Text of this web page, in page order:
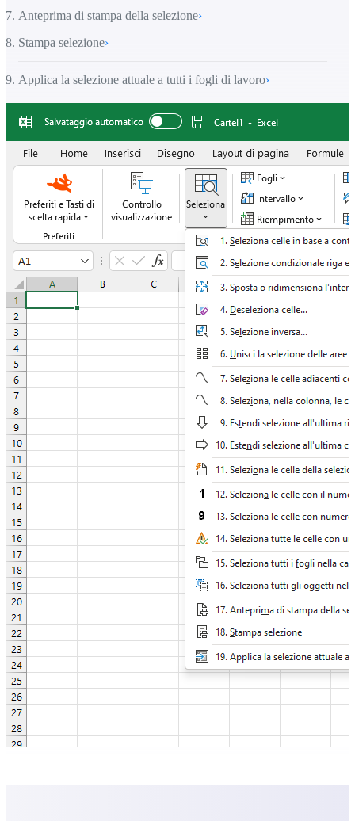
Anteprima di stampa della selezione›
Stampa selezione›
Applica la selezione attuale a tutti i fogli di lavoro›